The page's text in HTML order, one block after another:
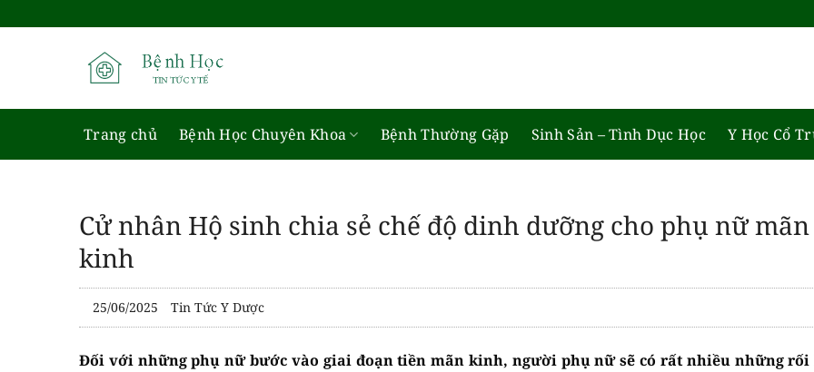
qua
Trang chủ Bệnh Học Chuyên Khoa Bệnh Thường Gặp Sinh Sản – Tình Dục Học Y Học Cổ
Cử nhân Hộ sinh chia sẻ chế độ dinh dưỡng cho phụ nữ mãn
kinh
25/06/2025 Tin Tức Y Dược
Đối với những phụ nữ bước vào giai đoạn tiền mãn kinh, người phụ nữ sẽ có rất nhiều những rối